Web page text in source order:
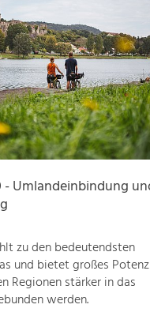
- Umlandeinbindung
zu den bedeutendsten
und bietet großes
Regionen stärker in das
werden.